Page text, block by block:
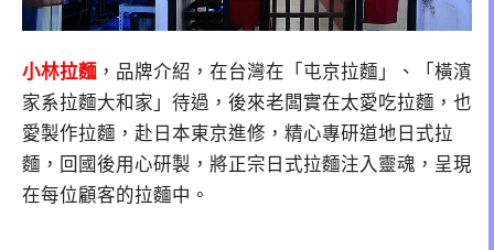
小林拉麵 ，品牌介紹，在台灣在「屯京拉麵」、「橫濱
家系拉麵大和家」待過，後來老闆實在太愛吃拉麵，也
愛製作拉麵，赴日本東京進修，精心專研道地日式拉
麵，回國後用心研製，將正宗日式拉麵注入靈魂，呈現
在每位顧客的拉麵中。